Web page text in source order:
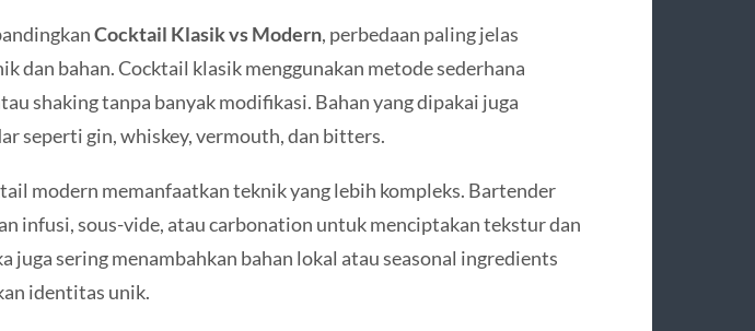
Cocktail Klasik vs Modern, perbedaan paling jelas
dan bahan. Cocktail klasik menggunakan metode sederhana
shaking tanpa banyak modifikasi. Bahan yang dipakai juga
seperti gin, whiskey, vermouth, dan bitters.
modern memanfaatkan teknik yang lebih kompleks. Bartender
infusi, sous-vide, atau carbonation untuk menciptakan tekstur dan
juga sering menambahkan bahan lokal atau seasonal ingredients
identitas unik.